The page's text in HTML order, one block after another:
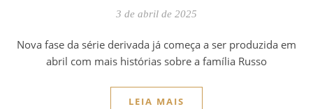
3 de abril de 2025
Nova fase da série derivada já começa a ser produzida em
abril com mais histórias sobre a família Russo
LEIA MAIS